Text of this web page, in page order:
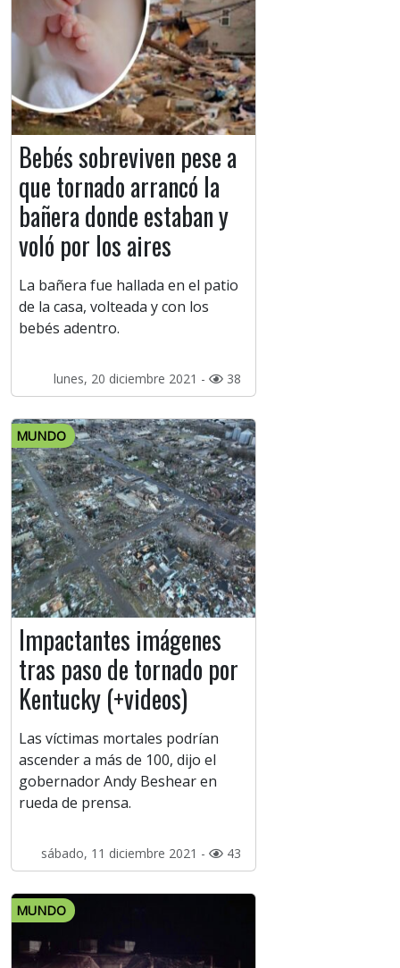
Bebés sobreviven pese a
que tornado arrancó la
bañera donde estaban y
voló por los aires
La bañera fue hallada en el patio
de la casa, volteada y con los
bebés adentro.
lunes, 20 diciembre 2021 - 38
MUNDO
Impactantes imágenes
tras paso de tornado por
Kentucky (+videos)
Las víctimas mortales podrían
ascender a más de 100, dijo el
gobernador Andy Beshear en
rueda de prensa.
sábado, 11 diciembre 2021 - 43
MUNDO